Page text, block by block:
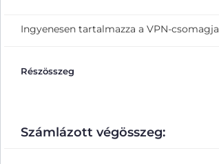
Ingyenesen tartalmazza a VPN-csomagja
Részösszeg
Számlázott végösszeg: